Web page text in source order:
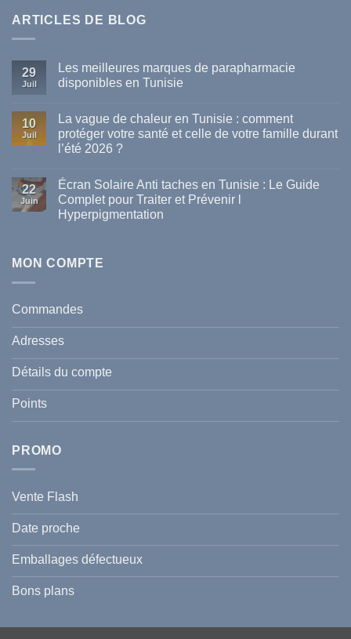
ARTICLES DE BLOG
29
Juil
Les meilleures marques de parapharmacie
disponibles en Tunisie
sur
meilleures
marques
disponibles
en
Tunisie
10
Juil
La vague de chaleur en Tunisie : comment
protéger votre santé et celle de votre famille durant
l’été 2026 ?
sur
La
vague
de
comment
et
celle
de
votre
famille
durant
l’été
2026
?
22
Juin
Écran Solaire Anti taches en Tunisie : Le Guide
Complet pour Traiter et Prévenir l
Hyperpigmentation
Écran
Solaire
Tunisie
Guide
pour
Traiter
Prévenir
MON COMPTE
Commandes
Adresses
Détails du compte
Points
PROMO
Vente Flash
Date proche
Emballages défectueux
Bons plans